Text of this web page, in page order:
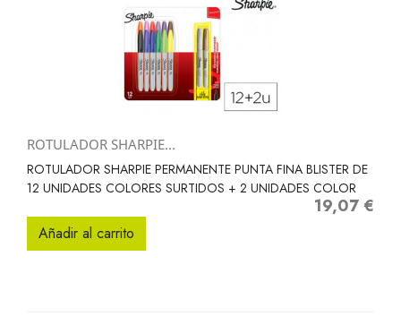
ROTULADOR SHARPIE...
ROTULADOR SHARPIE PERMANENTE PUNTA FINA BLISTER DE
12 UNIDADES COLORES SURTIDOS + 2 UNIDADES COLOR
Precio
19,07 €
Añadir al carrito